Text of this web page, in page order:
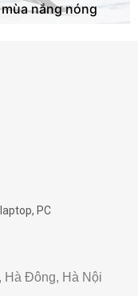
nắng nóng
PC
Hà Đông, Hà Nội